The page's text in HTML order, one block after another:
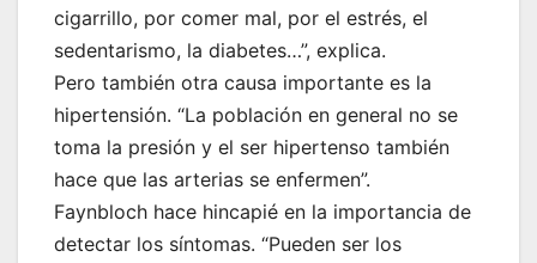
cigarrillo, por comer mal, por el estrés, el
sedentarismo, la diabetes…”, explica.
Pero también otra causa importante es la
hipertensión. “La población en general no se
toma la presión y el ser hipertenso también
hace que las arterias se enfermen”.
Faynbloch hace hincapié en la importancia de
detectar los síntomas. “Pueden ser los